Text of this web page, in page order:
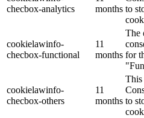
checbox-analytics
months to
cookielawinfo-
checbox-functional
11
months
The
for
cookielawinfo-
checbox-others
11
months
This
to